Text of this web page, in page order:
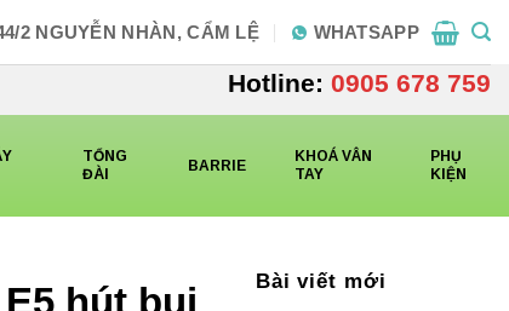
2 NGUYỄN NHÀN, CẨM LỆ WHATSAPP
Hotline: 0905 678 759
TỔNG
ĐÀI
BARRIE
KHOÁ VÂN
TAY
PHỤ
KIỆN
Bài viết mới